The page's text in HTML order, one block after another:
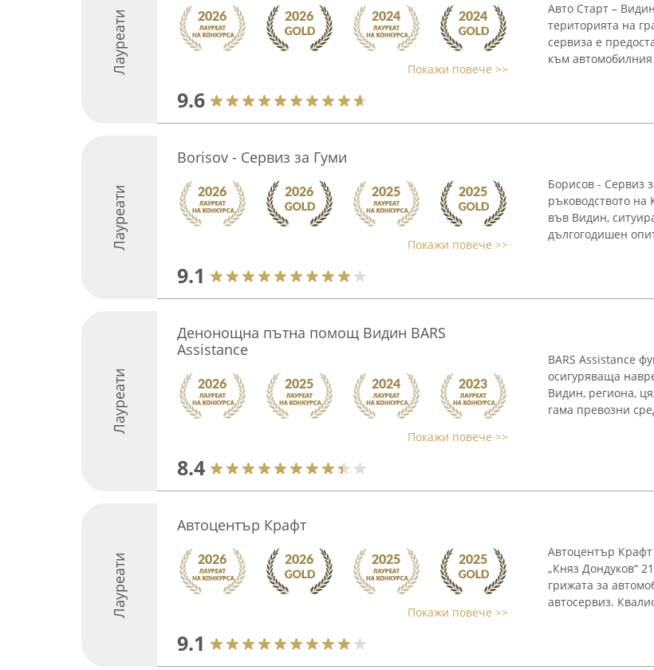
Лауреати Покажи повече >>
9.6
Авто Старт –
територията на
сервиза е
към
Лауреати
Borisov - Сервиз за Гуми
Покажи повече >>
9.1
Борисов - Сервиз
ръководството на
във Видин,
дългогодишен
Лауреати
Денонощна пътна помощ Видин BARS
Assistance
Покажи повече >>
8.4
BARS Assistance
осигуряваща
Видин, региона,
гама превозни
Лауреати
Автоцентър Крафт
Покажи повече >>
9.1
Автоцентър
„Княз Дондуков“
грижата за
автосервиз.